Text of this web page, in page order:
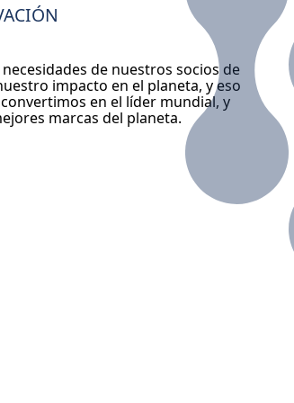
de nuestros socios de
impacto en el planeta, y eso
en el líder mundial, y
marcas del planeta.